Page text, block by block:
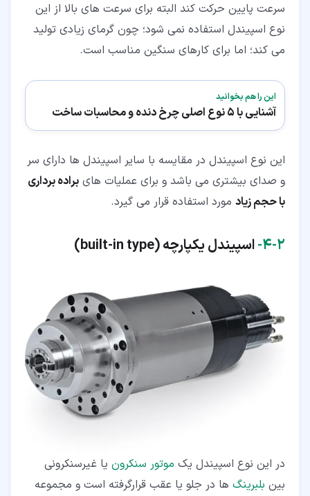
سرعت پایین حرکت کند البته برای سرعت های بالا از این
نوع اسپیندل استفاده نمی شود؛ چون گرمای زیادی تولید
می کند؛ اما برای کارهای سنگین مناسب است.
این را هم بخوانید
آشنایی با 5 نوع اصلی چرخ دنده و محاسبات ساخت
این نوع اسپیندل در مقایسه با سایر اسپیندل ها دارای سر
و صدای بیشتری می باشد و برای عملیات های براده برداری
با حجم زیاد مورد استفاده قرار می گیرد.
۲‏-‏۴‏- اسپیندل یکپارچه (built-in type)
در این نوع اسپیندل یک موتور سنکرون یا غیرسنکرونی
بین بلبرینگ ها در جلو یا عقب قرارگرفته است و مجموعه